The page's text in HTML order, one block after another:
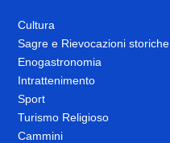
Cultura
Sagre e Rievocazioni storiche
Enogastronomia
Intrattenimento
Sport
Turismo Religioso
Cammini